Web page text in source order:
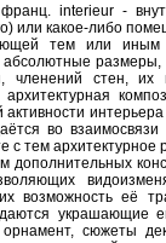
interieur -
или какое-либо
тем или иным
абсолютные
членений стен, их
во
с тем архитектурное
дополнительных
возможность её
украшающие
сюжеты